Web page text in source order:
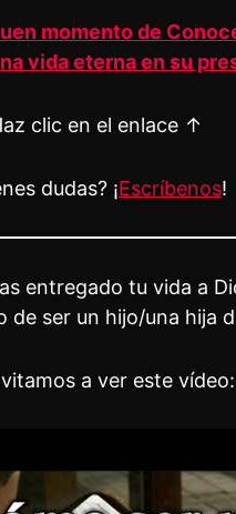
momento de
vida eterna en su
clic en el enlace ↑
dudas? ¡Escríbenos!
entregado tu vida a
de ser un hijo/una hija
a ver este vídeo: